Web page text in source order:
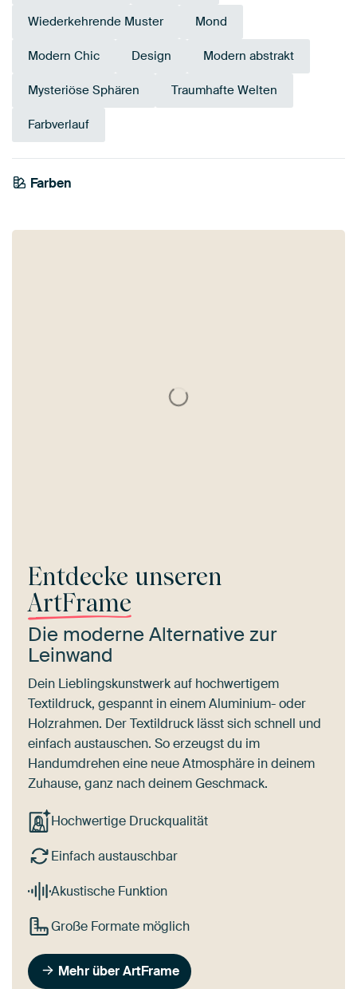
Wiederkehrende Muster Mond
Modern Chic Design Modern abstrakt
Mysteriöse Sphären Traumhafte Welten
Farbverlauf
Farben
Taupe
Bronze
Entdecke unseren
ArtFrame
Die moderne Alternative zur
Leinwand
Dein Lieblingskunstwerk auf hochwertigem
Textildruck, gespannt in einem Aluminium- oder
Holzrahmen. Der Textildruck lässt sich schnell und
einfach austauschen. So erzeugst du im
Handumdrehen eine neue Atmosphäre in deinem
Zuhause, ganz nach deinem Geschmack.
Hochwertige Druckqualität
Einfach austauschbar
Akustische Funktion
Große Formate möglich
Mehr über ArtFrame